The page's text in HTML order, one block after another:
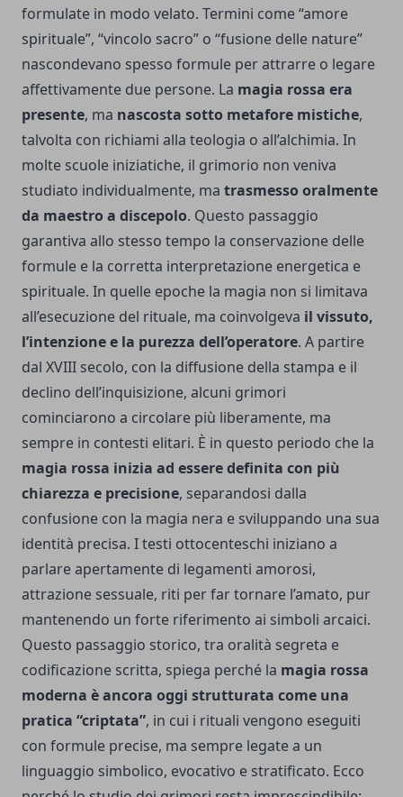
formulate in modo velato. Termini come “amore
spirituale”, “vincolo sacro” o “fusione delle nature”
nascondevano spesso formule per attrarre o legare
affettivamente due persone. La magia rossa era
presente, ma nascosta sotto metafore mistiche,
talvolta con richiami alla teologia o all’alchimia. In
molte scuole iniziatiche, il grimorio non veniva
studiato individualmente, ma trasmesso oralmente
da maestro a discepolo. Questo passaggio
garantiva allo stesso tempo la conservazione delle
formule e la corretta interpretazione energetica e
spirituale. In quelle epoche la magia non si limitava
all’esecuzione del rituale, ma coinvolgeva il vissuto,
l’intenzione e la purezza dell’operatore. A partire
dal XVIII secolo, con la diffusione della stampa e il
declino dell’inquisizione, alcuni grimori
cominciarono a circolare più liberamente, ma
sempre in contesti elitari. È in questo periodo che la
magia rossa inizia ad essere definita con più
chiarezza e precisione, separandosi dalla
confusione con la magia nera e sviluppando una sua
identità precisa. I testi ottocenteschi iniziano a
parlare apertamente di legamenti amorosi,
attrazione sessuale, riti per far tornare l’amato, pur
mantenendo un forte riferimento ai simboli arcaici.
Questo passaggio storico, tra oralità segreta e
codificazione scritta, spiega perché la magia rossa
moderna è ancora oggi strutturata come una
pratica “criptata”, in cui i rituali vengono eseguiti
con formule precise, ma sempre legate a un
linguaggio simbolico, evocativo e stratificato. Ecco